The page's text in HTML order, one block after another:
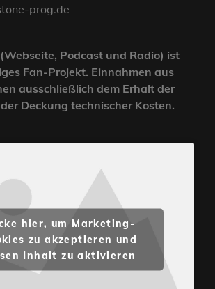
prog.de
(Webseite, Podcast und Radio) ist
Fan-Projekt. Einnahmen aus
ausschließlich dem Erhalt der
Deckung technischer Kosten.
hier, um Marketing-
zu akzeptieren und
Inhalt zu aktivieren